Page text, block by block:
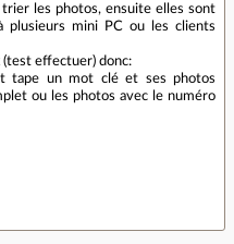
les photos, ensuite elles sont
plusieurs mini PC ou les clients
(test effectuer) donc:
tape un mot clé et ses photos
ou les photos avec le numéro